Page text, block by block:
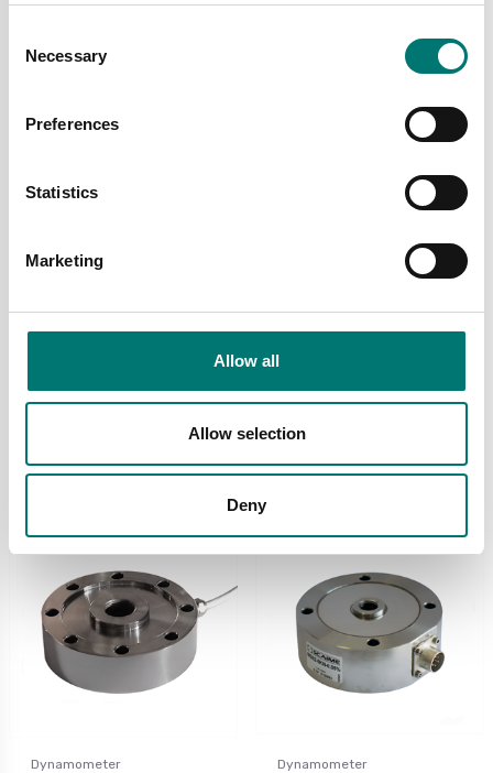
Selection
Necessary
Preferences
Statistics
Marketing
Allow all
Allow selection
Deny
Pris från: 12 340 kr
Finns i flera varianter
Rostfritt stål. Med
Pris från: 9 650 kr
Dynamometer Dynamometer